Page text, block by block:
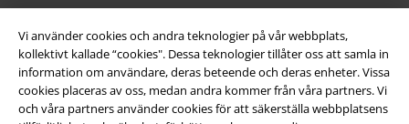
Vi använder cookies och andra teknologier på vår webbplats,
kollektivt kallade “cookies". Dessa teknologier tillåter oss att samla in
information om användare, deras beteende och deras enheter. Vissa
cookies placeras av oss, medan andra kommer från våra partners. Vi
och våra partners använder cookies för att säkerställa webbplatsens
Kundservice
Hjälp
Returpolicy